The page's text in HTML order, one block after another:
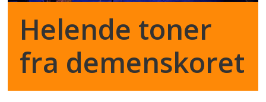
Helende toner
fra demenskoret